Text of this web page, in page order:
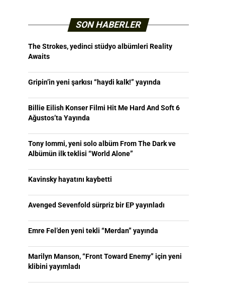
SON HABERLER
The Strokes, yedinci stüdyo albümleri Reality
Awaits
Gripin’in yeni şarkısı “haydi kalk!” yayında
Billie Eilish Konser Filmi Hit Me Hard And Soft 6
Ağustos’ta Yayında
Tony Iommi, yeni solo albüm From The Dark ve
Albümün ilk teklisi “World Alone”
Kavinsky hayatını kaybetti
Avenged Sevenfold sürpriz bir EP yayınladı
Emre Fel’den yeni tekli “Merdan” yayında
Marilyn Manson, “Front Toward Enemy” için yeni
klibini yayımladı